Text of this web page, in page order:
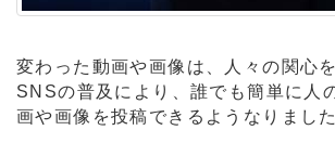
変わった動画や画像は、人々の関心
SNSの普及により、誰でも簡単に人
画や画像を投稿できるようなりました